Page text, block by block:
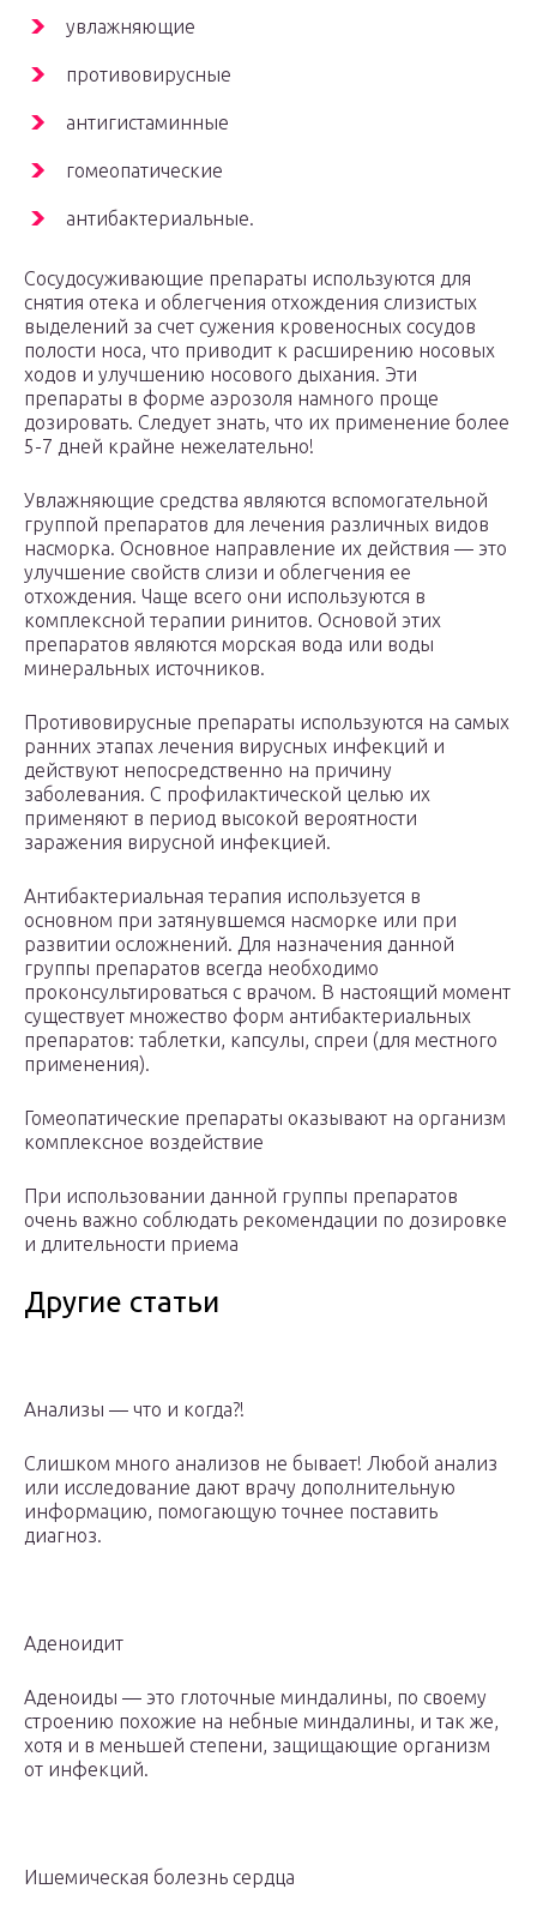
увлажняющие
противовирусные
антигистаминные
гомеопатические
антибактериальные.
Сосудосуживающие препараты используются для
снятия отека и облегчения отхождения слизистых
выделений за счет сужения кровеносных сосудов
полости носа, что приводит к расширению носовых
ходов и улучшению носового дыхания. Эти
препараты в форме аэрозоля намного проще
дозировать. Следует знать, что их применение более
5-7 дней крайне нежелательно!
Увлажняющие средства являются вспомогательной
группой препаратов для лечения различных видов
насморка. Основное направление их действия — это
улучшение свойств слизи и облегчения ее
отхождения. Чаще всего они используются в
комплексной терапии ринитов. Основой этих
препаратов являются морская вода или воды
минеральных источников.
Противовирусные препараты используются на самых
ранних этапах лечения вирусных инфекций и
действуют непосредственно на причину
заболевания. С профилактической целью их
применяют в период высокой вероятности
заражения вирусной инфекцией.
Антибактериальная терапия используется в
основном при затянувшемся насморке или при
развитии осложнений. Для назначения данной
группы препаратов всегда необходимо
проконсультироваться с врачом. В настоящий момент
существует множество форм антибактериальных
препаратов: таблетки, капсулы, спреи (для местного
применения).
Гомеопатические препараты оказывают на организм
комплексное воздействие
При использовании данной группы препаратов
очень важно соблюдать рекомендации по дозировке
и длительности приема
Другие статьи
Анализы — что и когда?!
Слишком много анализов не бывает! Любой анализ
или исследование дают врачу дополнительную
информацию, помогающую точнее поставить
диагноз.
Аденоидит
Аденоиды — это глоточные миндалины, по своему
строению похожие на небные миндалины, и так же,
хотя и в меньшей степени, защищающие организм
от инфекций.
Ишемическая болезнь сердца